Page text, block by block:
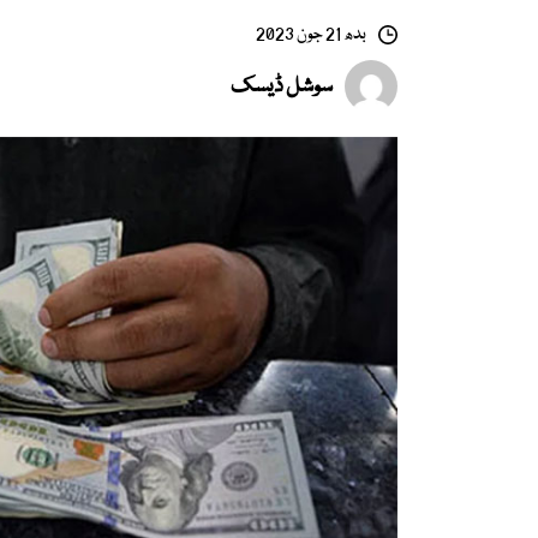
بدھ 21 جون 2023
سوشل ڈیسک